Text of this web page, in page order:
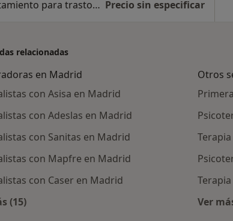
Tratamiento para trastorno disociativo Precio sin especificar
relacionadas
en Madrid
con Asisa en Madrid
con Adeslas en Madrid
con Sanitas en Madrid
con Mapfre en Madrid
con Caser en Madrid
(15)
Otros
Ver